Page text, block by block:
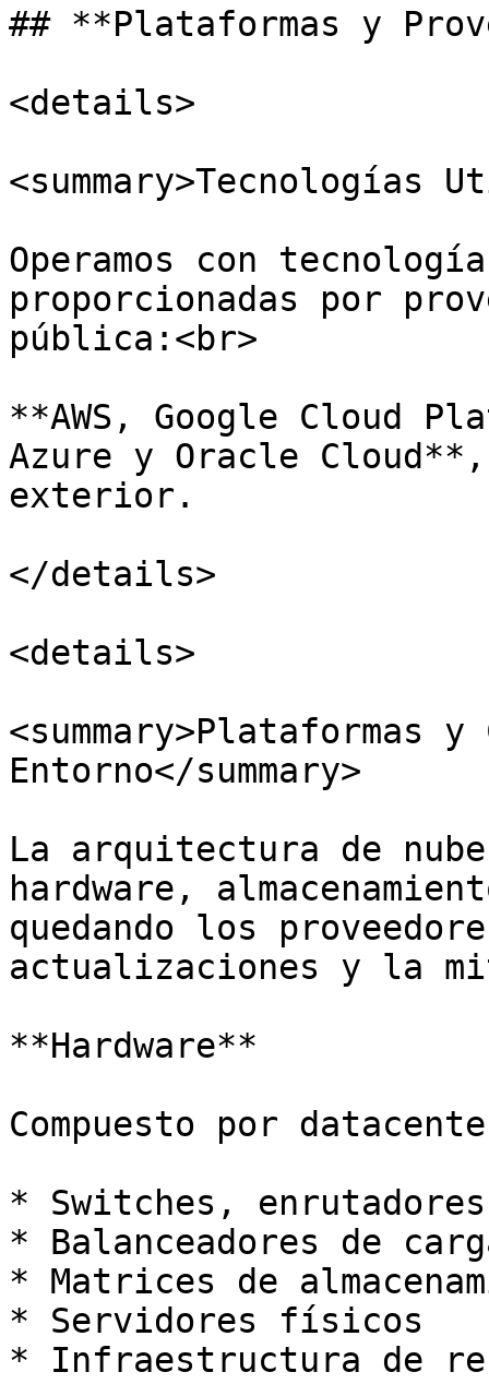
## **Plataformas y
<details>
<summary>Tecnologías
Operamos con
proporcionadas por
pública:<br>
**AWS, Google Cloud
Azure y Oracle
exterior.
</details>
<details>
<summary>Plataformas y
Entorno</summary>
La arquitectura de
hardware,
quedando los
actualizaciones y la
**Hardware**
Compuesto por
* Switches,
* Balanceadores de
* Matrices de
* Servidores físicos
* Infraestructura de